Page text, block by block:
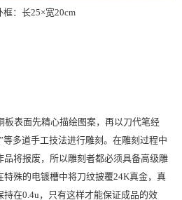
框：长25×宽20cm
表面先精心描绘图案，再以刀代笔经
多道手工技法进行雕刻。在雕刻过程中
将报废，所以雕刻者都必须具备高级雕
殊的电镀槽中将刀纹披覆24K真金，真
在0.4u，只有这样才能保证成品的效